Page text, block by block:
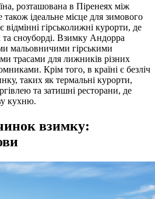
розташована в Піренеях між
ідеальне місце для зимового
відмінні гірськолижні курорти, де
сноуборді. Взимку Андорра
мальовничими гірськими
трасами для лижників різних
Крім того, в країні є безліч
таких як термальні курорти,
та затишні ресторани, де
кухню.
взимку: